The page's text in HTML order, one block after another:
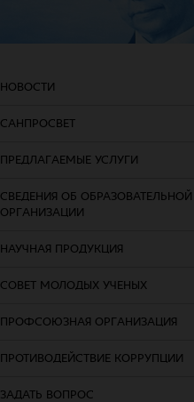
НОВОСТИ
САНПРОСВЕТ
ПРЕДЛАГАЕМЫЕ УСЛУГИ
СВЕДЕНИЯ ОБ ОБРАЗОВАТЕЛЬНОЙ
ОРГАНИЗАЦИИ
НАУЧНАЯ ПРОДУКЦИЯ
СОВЕТ МОЛОДЫХ УЧЕНЫХ
ПРОФСОЮЗНАЯ ОРГАНИЗАЦИЯ
ПРОТИВОДЕЙСТВИЕ КОРРУПЦИИ
ЗАДАТЬ ВОПРОС